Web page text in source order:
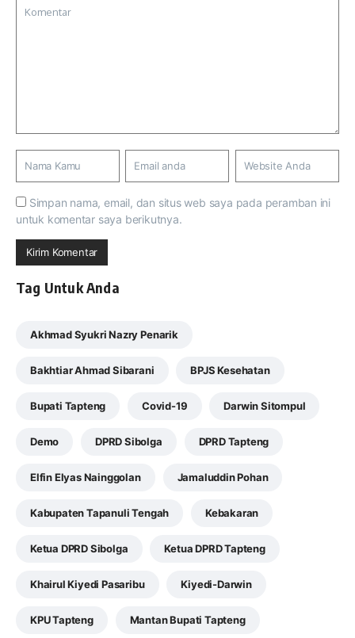
Simpan nama, email, dan situs web saya pada peramban ini
untuk komentar saya berikutnya.
Tag Untuk Anda
Akhmad Syukri Nazry Penarik
Bakhtiar Ahmad Sibarani BPJS Kesehatan
Bupati Tapteng Covid-19 Darwin Sitompul
Demo DPRD Sibolga DPRD Tapteng
Elfin Elyas Nainggolan Jamaluddin Pohan
Kabupaten Tapanuli Tengah Kebakaran
Ketua DPRD Sibolga Ketua DPRD Tapteng
Khairul Kiyedi Pasaribu Kiyedi-Darwin
KPU Tapteng Mantan Bupati Tapteng